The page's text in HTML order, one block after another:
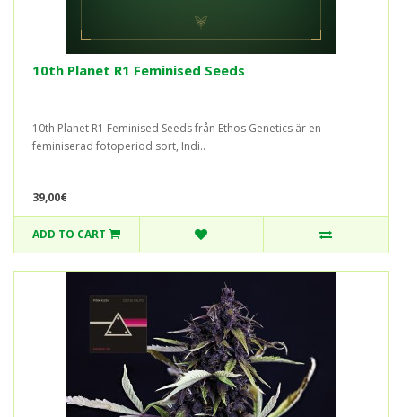
10th Planet R1 Feminised Seeds
10th Planet R1 Feminised Seeds från Ethos Genetics är en
feminiserad fotoperiod sort, Indi..
39,00€
ADD TO CART